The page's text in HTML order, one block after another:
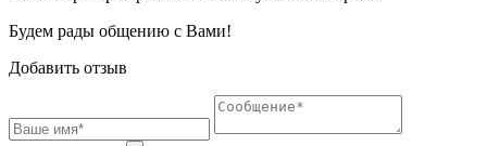
Будем рады общению с Вами!
Добавить отзыв